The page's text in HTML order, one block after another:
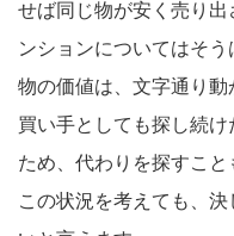
せば同じ物が安く売り
ンションについてはそ
物の価値は、文字通り動
買い手としても探し続
ため、代わりを探すこと
この状況を考えても、